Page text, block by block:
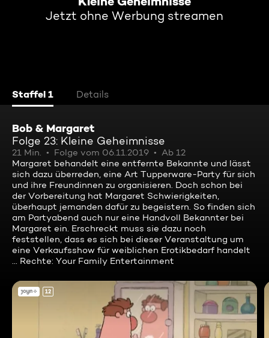
Jetzt ohne Werbung streamen
Staffel 1 Details
Bob & Margaret
Folge 23: Kleine Geheimnisse
21 Min. Folge vom 06.11.2019
Ab 12
Margaret behandelt eine entfernte Bekannte und lässt
sich dazu überreden, eine Art Tupperware-Party für sich
und ihre Freundinnen zu organisieren. Doch schon bei
der Vorbereitung hat Margaret Schwierigkeiten,
überhaupt jemanden dafür zu begeistern. So finden sich
am Partyabend auch nur eine Handvoll Bekannter bei
Margaret ein. Erschreckt muss sie dazu noch
feststellen, dass es sich bei dieser Veranstaltung um
eine Verkaufsshow für weiblichen Erotikbedarf handelt
... Rechte: Your Family Entertainment
12